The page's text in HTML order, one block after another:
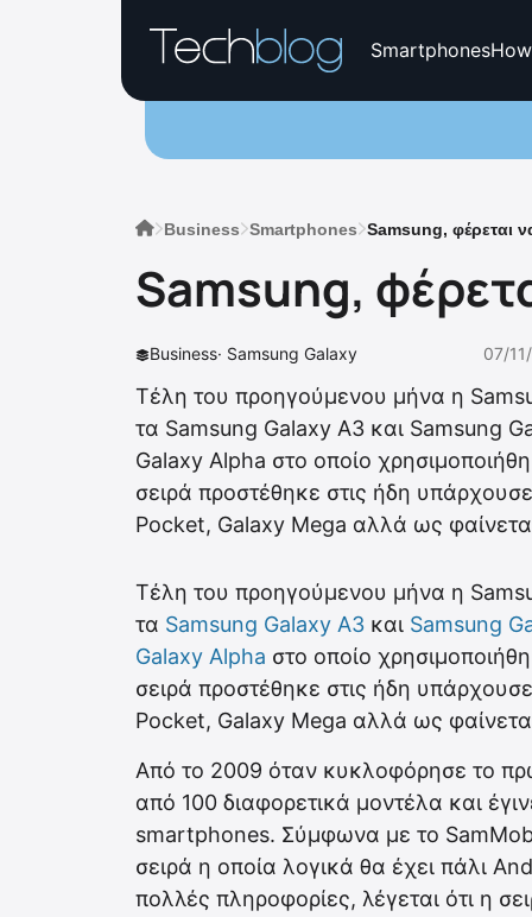
Smartphones
Business Smartphones Samsung, φέρεται
Samsung,
Business· Samsung Galaxy 07/
Τέλη του προηγούμενου μήνα η
τα Samsung Galaxy A3 και Samsung
Galaxy Alpha στο οποίο
σειρά προστέθηκε στις ήδη
Pocket, Galaxy Mega αλλά ως
Τέλη του προηγούμενου μήνα η
τα Samsung Galaxy A3 και Samsung
Galaxy Alpha στο οποίο
σειρά προστέθηκε στις ήδη
Pocket, Galaxy Mega αλλά ως
Από το 2009 όταν κυκλοφόρησε το
από 100 διαφορετικά μοντέλα και
smartphones. Σύμφωνα με το
σειρά η οποία λογικά θα έχει πάλι
πολλές πληροφορίες, λέγεται ότι η